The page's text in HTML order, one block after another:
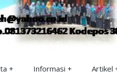
Informasi Artikel